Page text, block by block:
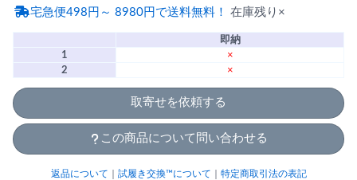
宅急便498円～ 8980円で送料無料！ 在庫残り×
即納
1
×
2
×
取寄せを依頼する
この商品について問い合わせる
返品について 試履き交換™について 特定商取引法の表記